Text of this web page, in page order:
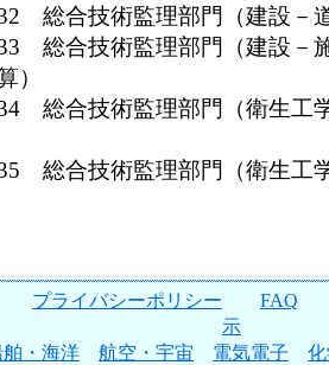
総合技術監理部門（建設－
総合技術監理部門（建設－
）
総合技術監理部門（衛生工
総合技術監理部門（衛生工
プライバシーポリシー
FAQ
示
・海洋 航空・宇宙 電気電子